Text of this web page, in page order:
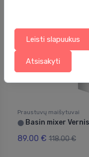
Praustuvų maišytuvai
⬤ Basin mixer
89.00 € 118.00 €
Leisti slapuukus
Atsisakyti